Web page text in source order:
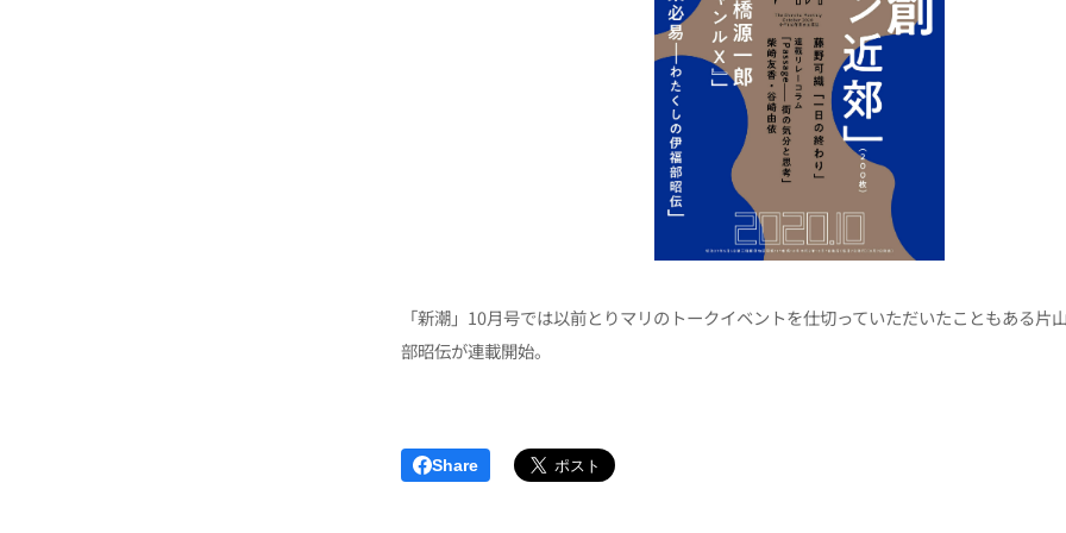
「新潮」10月号では以前とりマリのトークイベントを仕切っていただいたこともある片
部昭伝が連載開始。
Share